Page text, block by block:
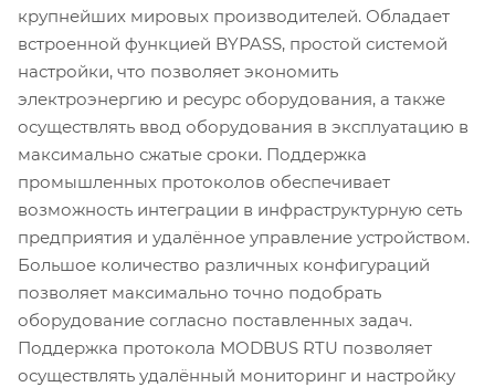
крупнейших мировых производителей. Обладает
встроенной функцией BYPASS, простой системой
настройки, что позволяет экономить
электроэнергию и ресурс оборудования, а также
осуществлять ввод оборудования в эксплуатацию в
максимально сжатые сроки. Поддержка
промышленных протоколов обеспечивает
возможность интеграции в инфраструктурную сеть
предприятия и удалённое управление устройством.
Большое количество различных конфигураций
позволяет максимально точно подобрать
оборудование согласно поставленных задач.
Поддержка протокола MODBUS RTU позволяет
осуществлять удалённый мониторинг и настройку